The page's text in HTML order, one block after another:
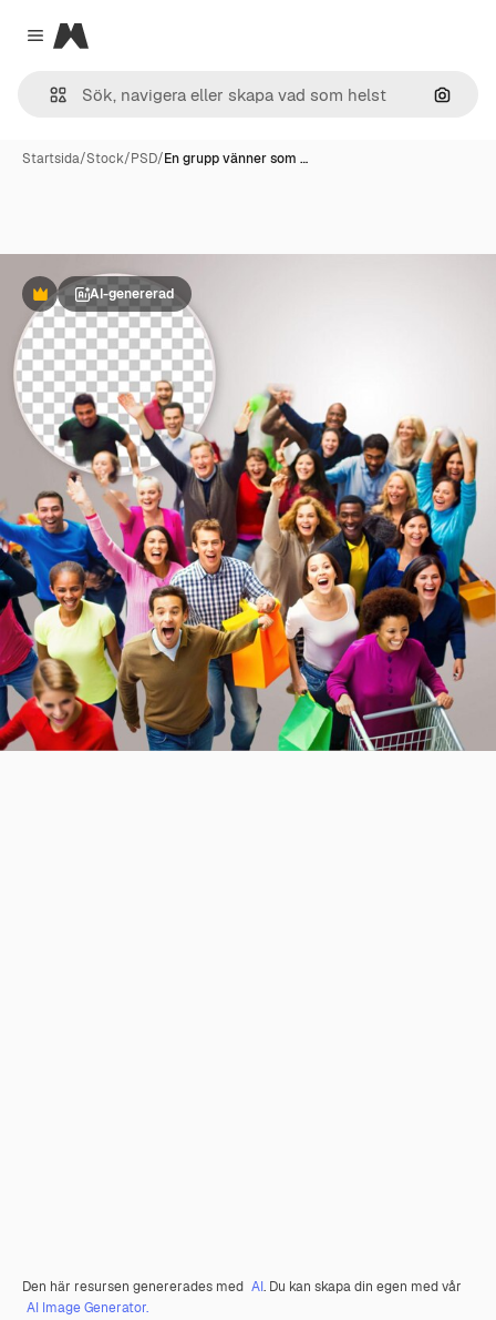
Close menu
Magnific
Sök
Startsida/Stock/PSD/En grupp vänner som …
Premie AI-genererad
Den här resursen genererades med AI. Du kan skapa din egen med vår
AI Image Generator.